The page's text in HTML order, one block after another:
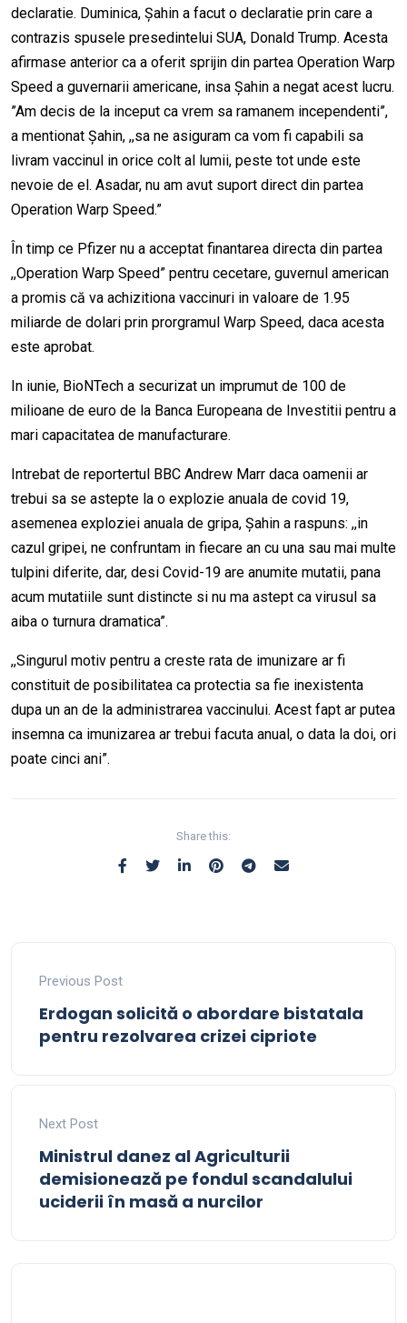
declaratie. Duminica, Șahin a facut o declaratie prin care a
contrazis spusele presedintelui SUA, Donald Trump. Acesta
afirmase anterior ca a oferit sprijin din partea Operation Warp
Speed a guvernarii americane, insa Șahin a negat acest lucru.
”Am decis de la inceput ca vrem sa ramanem incependenti”,
a mentionat Șahin, ,,sa ne asiguram ca vom fi capabili sa
livram vaccinul in orice colt al lumii, peste tot unde este
nevoie de el. Asadar, nu am avut suport direct din partea
Operation Warp Speed.”
În timp ce Pfizer nu a acceptat finantarea directa din partea
,,Operation Warp Speed” pentru cecetare, guvernul american
a promis că va achizitiona vaccinuri in valoare de 1.95
miliarde de dolari prin prorgramul Warp Speed, daca acesta
este aprobat.
In iunie, BioNTech a securizat un imprumut de 100 de
milioane de euro de la Banca Europeana de Investitii pentru a
mari capacitatea de manufacturare.
Intrebat de reportertul BBC Andrew Marr daca oamenii ar
trebui sa se astepte la o explozie anuala de covid 19,
asemenea exploziei anuala de gripa, Șahin a raspuns: ,,in
cazul gripei, ne confruntam in fiecare an cu una sau mai multe
tulpini diferite, dar, desi Covid-19 are anumite mutatii, pana
acum mutatiile sunt distincte si nu ma astept ca virusul sa
aiba o turnura dramatica”.
,,Singurul motiv pentru a creste rata de imunizare ar fi
constituit de posibilitatea ca protectia sa fie inexistenta
dupa un an de la administrarea vaccinului. Acest fapt ar putea
insemna ca imunizarea ar trebui facuta anual, o data la doi, ori
poate cinci ani”.
Share this:
Previous Post
Erdogan solicită o abordare bistatala
pentru rezolvarea crizei cipriote
Next Post
Ministrul danez al Agriculturii
demisionează pe fondul scandalului
uciderii în masă a nurcilor